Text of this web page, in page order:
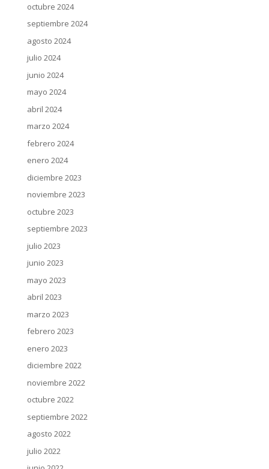
octubre 2024
septiembre 2024
agosto 2024
julio 2024
junio 2024
mayo 2024
abril 2024
marzo 2024
febrero 2024
enero 2024
diciembre 2023
noviembre 2023
octubre 2023
septiembre 2023
julio 2023
junio 2023
mayo 2023
abril 2023
marzo 2023
febrero 2023
enero 2023
diciembre 2022
noviembre 2022
octubre 2022
septiembre 2022
agosto 2022
julio 2022